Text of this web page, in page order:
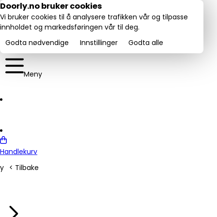
Utmerket:
4.6/5
Meny
Handlekurv
< Tilbake
Doorly.no bruker cookies
Vi bruker cookies til å analysere trafikken vår og tilpasse
innholdet og markedsføringen vår til deg.
Godta nødvendige
Innstillinger Godta alle